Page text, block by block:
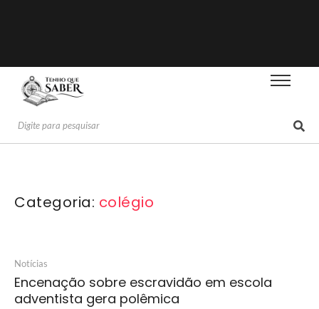
Categoria: colégio
Notícias
Encenação sobre escravidão em escola
adventista gera polêmica